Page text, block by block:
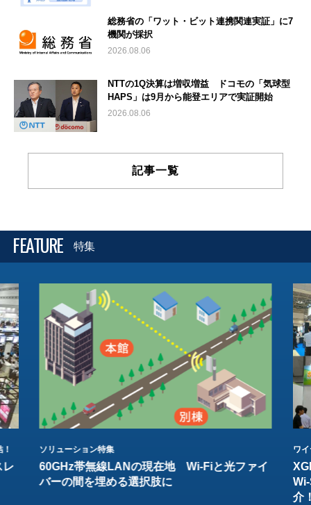
総務省の「ワット・ビット連携関連実証」に7
機関が採択
2026.08.06
NTTの1Q決算は増収増益 ドコモの「気球型
HAPS」は9月から能登エリアで実証開始
2026.08.06
記事一覧
FEATURE 特集
レ
ソリューション特集
60GHz帯無線LANの現在地 Wi-Fiと光ファイ
バーの間を埋める選択肢に
ワ
介